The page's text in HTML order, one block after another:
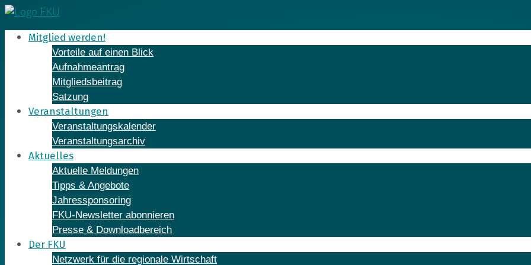
Skip
to
contentMitglied werden!
Vorteile auf einen Blick
Aufnahmeantrag
Mitgliedsbeitrag
Satzung
Veranstaltungen
Veranstaltungskalender
Veranstaltungsarchiv
Aktuelles
Aktuelle Meldungen
Tipps & Angebote
Jahressponsoring
FKU-Newsletter abonnieren
Presse & Downloadbereich
Der FKU
Netzwerk für die regionale Wirtschaft